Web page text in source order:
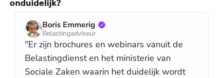
onduidelijk?
Boris Emmerig
Belastingadviseur
"Er zijn brochures en webinars vanuit de
Belastingdienst en het ministerie van
Sociale Zaken waarin het duidelijk wordt